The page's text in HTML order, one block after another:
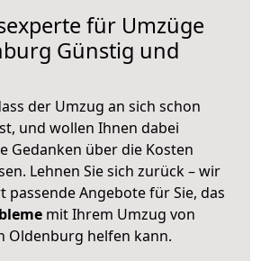
für Umzüge
Günstig und
der Umzug an sich schon
und wollen Ihnen dabei
Gedanken über die Kosten
Lehnen Sie sich zurück – wir
passende Angebote für Sie, das
mit Ihrem Umzug von
Oldenburg helfen kann.